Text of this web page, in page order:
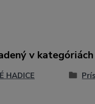
v kategóriách
HADICE